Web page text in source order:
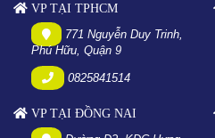
VP TẠI TPHCM
771 Nguyễn Duy Trinh,
Phú Hữu, Quận 9
0825841514
VP TẠI ĐỒNG NAI